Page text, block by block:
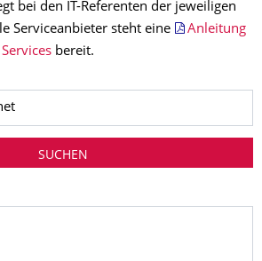
bei den IT-Referenten der jeweiligen
Serviceanbieter steht eine
Anleitung
bereit.